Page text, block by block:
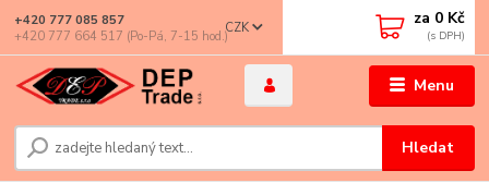
Menu
CZK
Hledat
+420 777 085 857
+420 777 664 517 (Po-Pá, 7-15 hod.)
za 0 Kč